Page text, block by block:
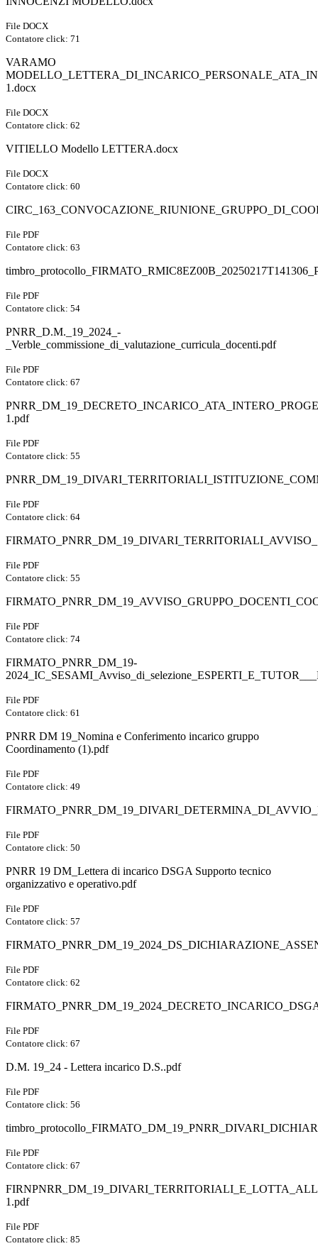
File DOCX
Contatore click: 71
VARAMO
1.docx
File DOCX
Contatore click: 62
VITIELLO Modello LETTERA.docx
File DOCX
Contatore click: 60
File PDF
Contatore click: 63
File PDF
Contatore click: 54
PNRR_D.M._19_2024_-
_Verble_commissione_di_valutazione_curricula_docenti.pdf
File PDF
Contatore click: 67
1.pdf
File PDF
Contatore click: 55
File PDF
Contatore click: 64
File PDF
Contatore click: 55
File PDF
Contatore click: 74
FIRMATO_PNRR_DM_19-
File PDF
Contatore click: 61
PNRR DM 19_Nomina e Conferimento incarico gruppo
Coordinamento (1).pdf
File PDF
Contatore click: 49
File PDF
Contatore click: 50
PNRR 19 DM_Lettera di incarico DSGA Supporto tecnico
organizzativo e operativo.pdf
File PDF
Contatore click: 57
File PDF
Contatore click: 62
File PDF
Contatore click: 67
D.M. 19_24 - Lettera incarico D.S..pdf
File PDF
Contatore click: 56
File PDF
Contatore click: 67
1.pdf
File PDF
Contatore click: 85